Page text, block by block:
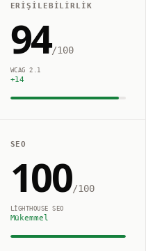
ERIŞILEBILIRLIK
94/100
WCAG 2.1
+14
SEO
100/100
LIGHTHOUSE SEO
Mükemmel